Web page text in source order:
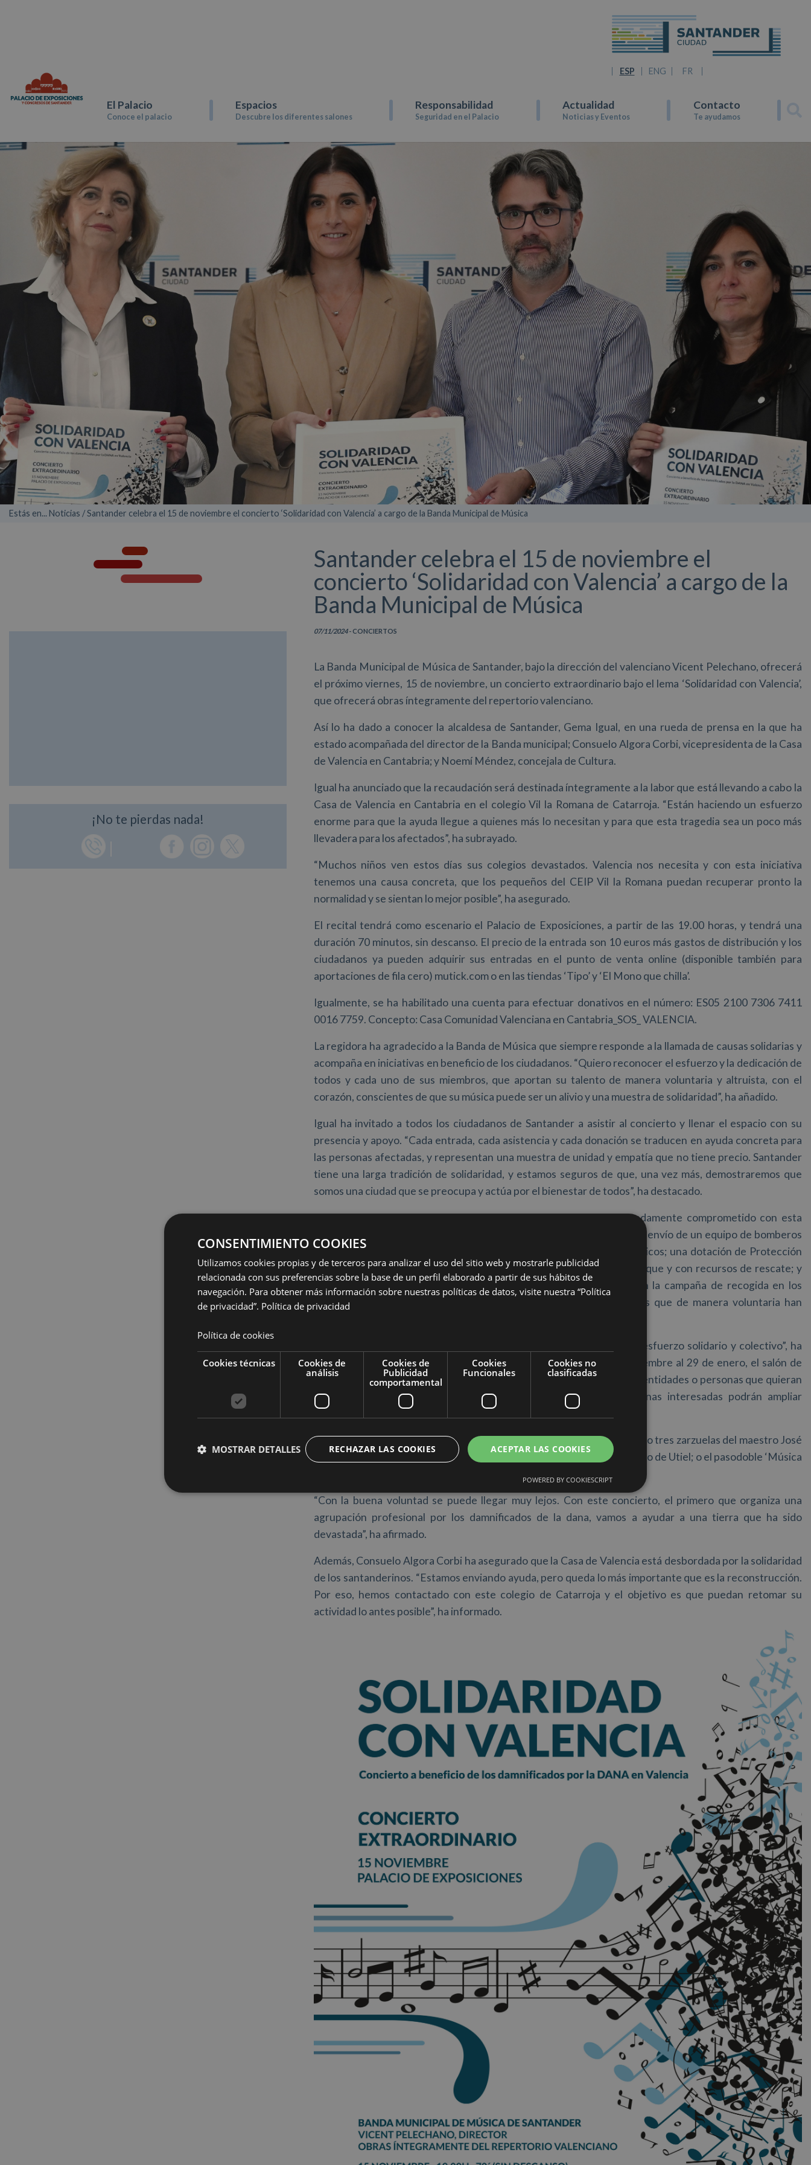
ESP ENG FR
El Palacio
Conoce el palacio
Espacios
Descubre los diferentes salones
Responsabilidad
Seguridad en el Palacio
Actualidad
Noticias y Eventos
Contacto
Te ayudamos
Estás en... Noticias / Santander celebra el 15 de noviembre el concierto ‘Solidaridad con Valencia’ a cargo de la Banda Municipal de Música
¡No te pierdas nada!
Santander celebra el 15 de noviembre el
concierto ‘Solidaridad con Valencia’ a cargo de la
Banda Municipal de Música
07/11/2024- CONCIERTOS
La Banda Municipal de Música de Santander, bajo la dirección del valenciano Vicent Pelechano, ofrecerá
el próximo viernes, 15 de noviembre, un concierto extraordinario bajo el lema ‘Solidaridad con Valencia’,
que ofrecerá obras íntegramente del repertorio valenciano.
Así lo ha dado a conocer la alcaldesa de Santander, Gema Igual, en una rueda de prensa en la que ha
estado acompañada del director de la Banda municipal; Consuelo Algora Corbi, vicepresidenta de la Casa
de Valencia en Cantabria; y Noemí Méndez, concejala de Cultura.
Igual ha anunciado que la recaudación será destinada íntegramente a la labor que está llevando a cabo la
Casa de Valencia en Cantabria en el colegio Vil la Romana de Catarroja. “Están haciendo un esfuerzo
enorme para que la ayuda llegue a quienes más lo necesitan y para que esta tragedia sea un poco más
llevadera para los afectados”, ha subrayado.
“Muchos niños ven estos días sus colegios devastados. Valencia nos necesita y con esta iniciativa
tenemos una causa concreta, que los pequeños del CEIP Vil la Romana puedan recuperar pronto la
normalidad y se sientan lo mejor posible”, ha asegurado.
El recital tendrá como escenario el Palacio de Exposiciones, a partir de las 19.00 horas, y tendrá una
duración 70 minutos, sin descanso. El precio de la entrada son 10 euros más gastos de distribución y los
ciudadanos ya pueden adquirir sus entradas en el punto de venta online (disponible también para
aportaciones de fila cero) mutick.com o en las tiendas ‘Tipo’ y ‘El Mono que chilla’.
Igualmente, se ha habilitado una cuenta para efectuar donativos en el número: ES05 2100 7306 7411
0016 7759. Concepto: Casa Comunidad Valenciana en Cantabria_SOS_ VALENCIA.
La regidora ha agradecido a la Banda de Música que siempre responde a la llamada de causas solidarias y
acompaña en iniciativas en beneficio de los ciudadanos. “Quiero reconocer el esfuerzo y la dedicación de
todos y cada uno de sus miembros, que aportan su talento de manera voluntaria y altruista, con el
corazón, conscientes de que su música puede ser un alivio y una muestra de solidaridad”, ha añadido.
Igual ha invitado a todos los ciudadanos de Santander a asistir al concierto y llenar el espacio con su
presencia y apoyo. “Cada entrada, cada asistencia y cada donación se traducen en ayuda concreta para
las personas afectadas, y representan una muestra de unidad y empatía que no tiene precio. Santander
tiene una larga tradición de solidaridad, y estamos seguros de que, una vez más, demostraremos que
somos una ciudad que se preocupa y actúa por el bienestar de todos”, ha destacado.
Igual ha destacado que el Ayuntamiento de Santander está profundamente comprometido con esta
causa: “Hemos movilizado todos los recursos a nuestro alcance, con el envío de un equipo de bomberos
con recursos especializados en achique de agua y generadores eléctricos; una dotación de Protección
Civil con dos vehículos todoterreno equipados con tecnología de achique y con recursos de rescate; y
hemos conseguido una impresionante respuesta de la ciudadanía en la campaña de recogida en los
centros cívicos. No quiero olvidarme tampoco de los policías locales que de manera voluntaria han
“Este concierto solidario representa una prolongación de todo este esfuerzo solidario y colectivo”, ha
añadido y ha avanzado que el Ayuntamiento destinará, del 19 de diciembre al 29 de enero, el salón de
actos y el hall del Palacio de Exposiciones de Santander para todas las entidades o personas que quieran
desarrollar sus actividades solidarias con los afectados. Las personas interesadas podrán ampliar
Por su parte, Pelechano ha detallado el programa del recital, destacando tres zarzuelas del maestro José
Serrano, seis pasodobles valencianos y concretamente uno del municipio de Utiel; o el pasodoble ‘Música
“Con la buena voluntad se puede llegar muy lejos. Con este concierto, el primero que organiza una
agrupación profesional por los damnificados de la dana, vamos a ayudar a una tierra que ha sido
devastada”, ha afirmado.
Además, Consuelo Algora Corbi ha asegurado que la Casa de Valencia está desbordada por la solidaridad
de los santanderinos. “Estamos enviando ayuda, pero queda lo más importante que es la reconstrucción.
Por eso, hemos contactado con este colegio de Catarroja y el objetivo es que puedan retomar su
actividad lo antes posible”, ha informado.
CONSENTIMIENTO COOKIES
Utilizamos cookies propias y de terceros para analizar el uso del sitio web y mostrarle publicidad
relacionada con sus preferencias sobre la base de un perfil elaborado a partir de sus hábitos de
navegación. Para obtener más información sobre nuestras políticas de datos, visite nuestra “Política
de privacidad”. Política de privacidad
Política de cookies
Cookies técnicas
Cookies de
análisis
Cookies de
Publicidad
comportamental
Cookies
Funcionales
Cookies no
clasificadas
ACEPTAR LAS COOKIES
RECHAZAR LAS COOKIES
MOSTRAR DETALLES
POWERED BY COOKIESCRIPT